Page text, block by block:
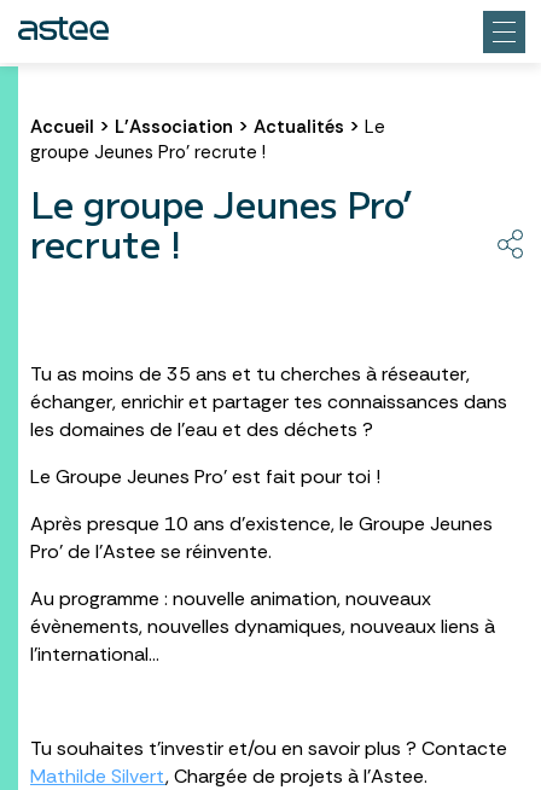
Accueil > L’Association > Actualités > Le
groupe Jeunes Pro’ recrute !
Le groupe Jeunes Pro’
recrute !
Tu as moins de 35 ans et tu cherches à réseauter,
échanger, enrichir et partager tes connaissances dans
les domaines de l’eau et des déchets ?
Le Groupe Jeunes Pro’ est fait pour toi !
Après presque 10 ans d’existence, le Groupe Jeunes
Pro’ de l’Astee se réinvente.
Au programme : nouvelle animation, nouveaux
évènements, nouvelles dynamiques, nouveaux liens à
l’international…
Tu souhaites t’investir et/ou en savoir plus ? Contacte
Mathilde Silvert, Chargée de projets à l’Astee.